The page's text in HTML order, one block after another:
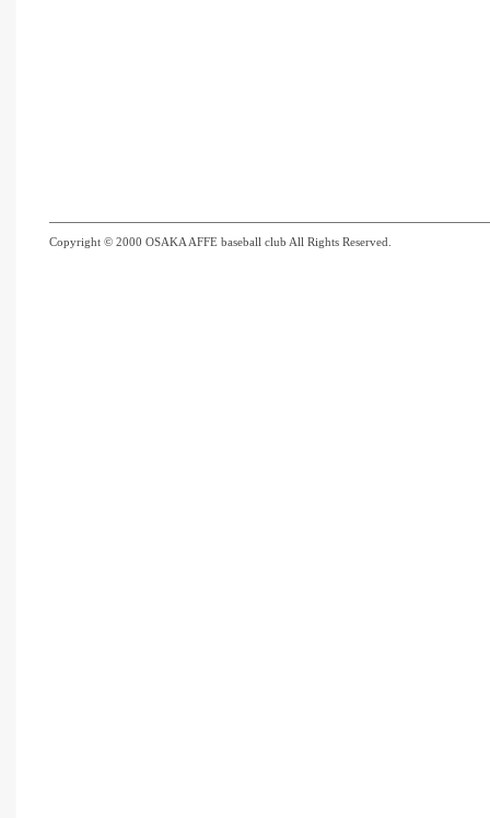
Copyright © 2000 OSAKA AFFE baseball club All Rights Reserved.